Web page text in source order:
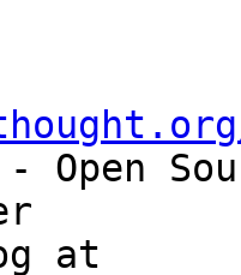
Open